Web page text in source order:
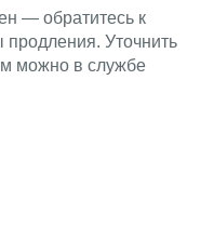
— обратитесь к
продления. Уточнить
можно в службе